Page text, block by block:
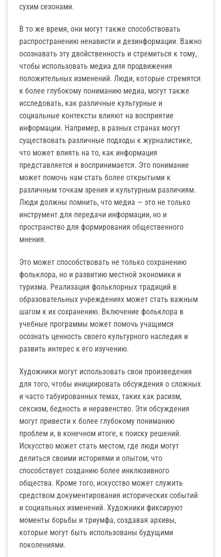
сухим сезонами.
В то же время, они могут также способствовать
распространению ненависти и дезинформации. Важно
осознавать эту двойственность и стремиться к тому,
чтобы использовать медиа для продвижения
положительных изменений. Люди, которые стремятся
к более глубокому пониманию медиа, могут также
исследовать, как различные культурные и
социальные контексты влияют на восприятие
информации. Например, в разных странах могут
существовать различные подходы к журналистике,
что может влиять на то, как информация
представляется и воспринимается. Это понимание
может помочь нам стать более открытыми к
различным точкам зрения и культурным различиям.
Люди должны помнить, что медиа — это не только
инструмент для передачи информации, но и
пространство для формирования общественного
мнения.
Это может способствовать не только сохранению
фольклора, но и развитию местной экономики и
туризма. Реализация фольклорных традиций в
образовательных учреждениях может стать важным
шагом к их сохранению. Включение фольклора в
учебные программы может помочь учащимся
осознать ценность своего культурного наследия и
развить интерес к его изучению.
Художники могут использовать свои произведения
для того, чтобы инициировать обсуждения о сложных
и часто табуированных темах, таких как расизм,
сексизм, бедность и неравенство. Эти обсуждения
могут привести к более глубокому пониманию
проблем и, в конечном итоге, к поиску решений.
Искусство может стать местом, где люди могут
делиться своими историями и опытом, что
способствует созданию более инклюзивного
общества. Кроме того, искусство может служить
средством документирования исторических событий
и социальных изменений. Художники фиксируют
моменты борьбы и триумфа, создавая архивы,
которые могут быть использованы будущими
поколениями.